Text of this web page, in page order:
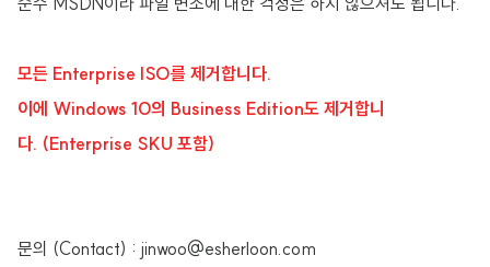
모든 Enterprise ISO를 제거합니다.
이에 Windows 10의 Business Edition도 제거합니
다. (Enterprise SKU 포함)
문의 (Contact) : jinwoo@esherloon.com